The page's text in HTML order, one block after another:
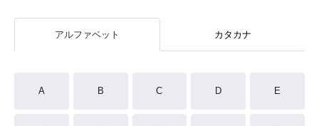
アルファベット カタカナ
A B C D E